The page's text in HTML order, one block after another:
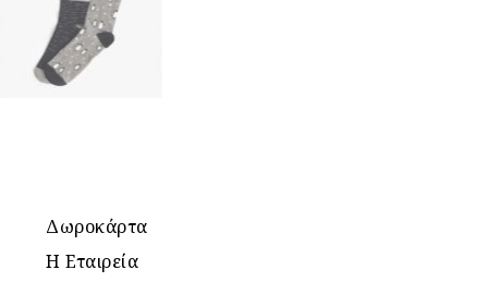
Δωροκάρτα
Η Εταιρεία